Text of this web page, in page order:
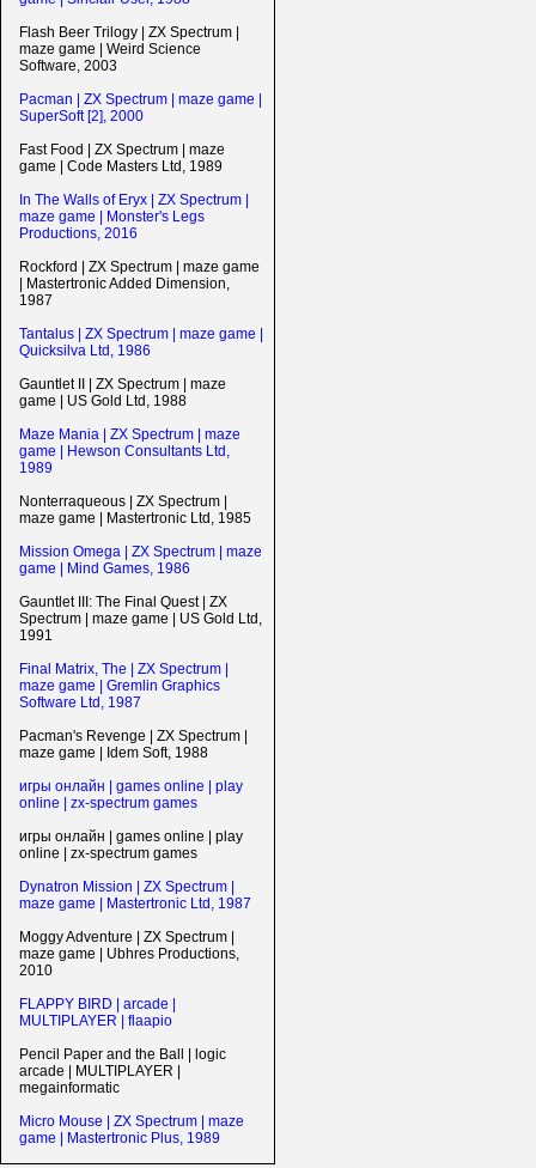
Flash Beer Trilogy | ZX Spectrum |
maze game | Weird Science
Software, 2003
Pacman | ZX Spectrum | maze game |
SuperSoft [2], 2000
Fast Food | ZX Spectrum | maze
game | Code Masters Ltd, 1989
In The Walls of Eryx | ZX Spectrum |
maze game | Monster's Legs
Productions, 2016
Rockford | ZX Spectrum | maze game
| Mastertronic Added Dimension,
1987
Tantalus | ZX Spectrum | maze game |
Quicksilva Ltd, 1986
Gauntlet II | ZX Spectrum | maze
game | US Gold Ltd, 1988
Maze Mania | ZX Spectrum | maze
game | Hewson Consultants Ltd,
1989
Nonterraqueous | ZX Spectrum |
maze game | Mastertronic Ltd, 1985
Mission Omega | ZX Spectrum | maze
game | Mind Games, 1986
Gauntlet III: The Final Quest | ZX
Spectrum | maze game | US Gold Ltd,
1991
Final Matrix, The | ZX Spectrum |
maze game | Gremlin Graphics
Software Ltd, 1987
Pacman's Revenge | ZX Spectrum |
maze game | Idem Soft, 1988
игры онлайн | games online | play
online | zx-spectrum games
игры онлайн | games online | play
online | zx-spectrum games
Dynatron Mission | ZX Spectrum |
maze game | Mastertronic Ltd, 1987
Moggy Adventure | ZX Spectrum |
maze game | Ubhres Productions,
2010
FLAPPY BIRD | arcade |
MULTIPLAYER | flaapio
Pencil Paper and the Ball | logic
arcade | MULTIPLAYER |
megainformatic
Micro Mouse | ZX Spectrum | maze
game | Mastertronic Plus, 1989